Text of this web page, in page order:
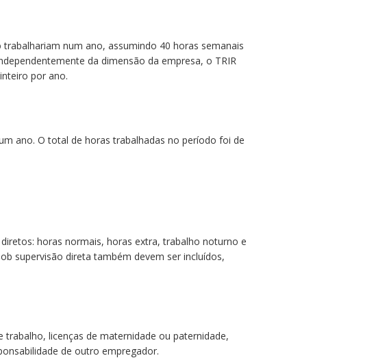
num ano, assumindo 40 horas semanais
da dimensão da empresa, o TRIR
por ano.
ano. O total de horas trabalhadas no período foi de
horas normais, horas extra, trabalho noturno e
supervisão direta também devem ser incluídos,
licenças de maternidade ou paternidade,
de outro empregador.